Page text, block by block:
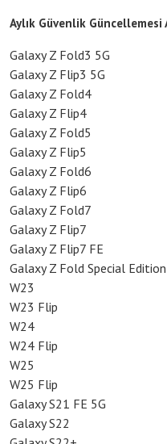
Aylık Güvenlik
Galaxy Z Fold3 5G
Galaxy Z Flip3 5G
Galaxy Z Fold4
Galaxy Z Flip4
Galaxy Z Fold5
Galaxy Z Flip5
Galaxy Z Fold6
Galaxy Z Flip6
Galaxy Z Fold7
Galaxy Z Flip7
Galaxy Z Flip7 FE
Galaxy Z Fold Special Edition
W23
W23 Flip
W24
W24 Flip
W25
W25 Flip
Galaxy S21 FE 5G
Galaxy S22